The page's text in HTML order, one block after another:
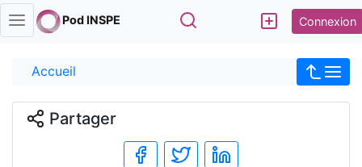
Pod INSPE Rechercher Connexion
Accueil
Partager